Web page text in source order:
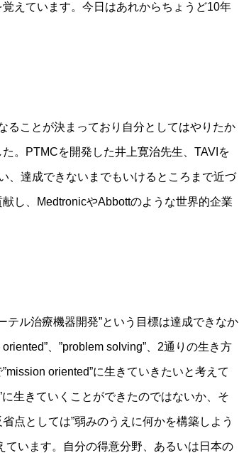
えています。今日はあれからちょうど10年
ることが決まっており自分としてはやりたか
。PTMCを開発した井上寛治先生、TAVIを
、達成できないまでもいけるところまで近づ
し、MedtronicやAbbottのような世界的企業
テル治療機器開発”という目標は達成できなか
、”problem solving”、2通りの生き方
oriented”に生きていきたいと考えて
生きていくことができたのではないか、そ
点としては”弱みのうえに何かを構築しよう
ています。自分の得意分野、あるいは日本の